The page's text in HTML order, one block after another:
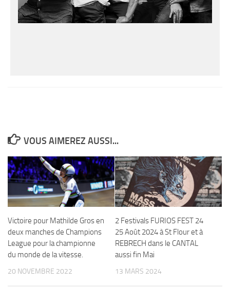
VOUS AIMEREZ AUSSI...
Victoire pour Mathilde Gros en
deux manches de Champions
League pour la championne
du monde de la vitesse.
20 NOVEMBRE 2022
2 Festivals FURIOS FEST 24
25 Août 2024 à St Flour et à
REBRECH dans le CANTAL
aussi fin Mai
13 MARS 2024